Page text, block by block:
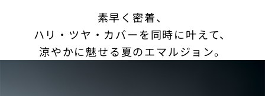
素早く密着、
ハリ・ツヤ・カバーを同時に叶えて、
涼やかに魅せる夏のエマルジョン。